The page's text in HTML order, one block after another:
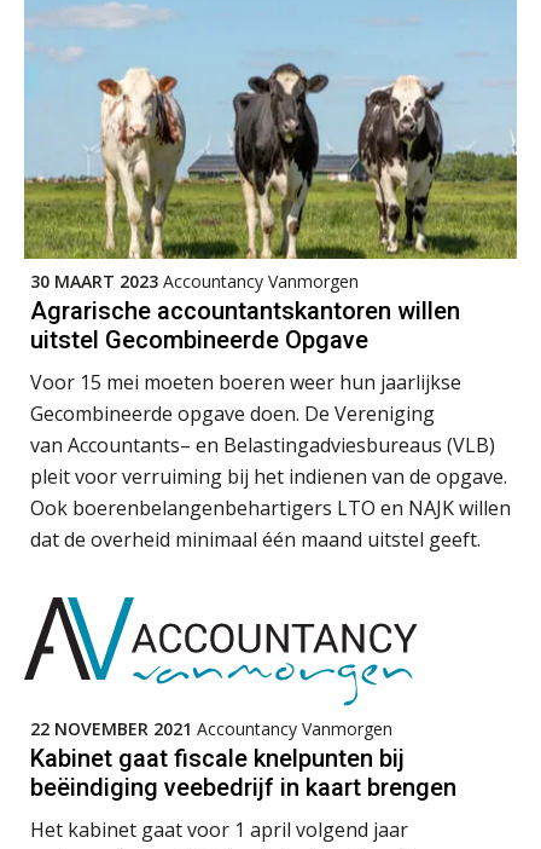
30 MAART 2023 Accountancy Vanmorgen
Agrarische accountantskantoren willen
uitstel Gecombineerde Opgave
Voor 15 mei moeten boeren weer hun jaarlijkse
Gecombineerde opgave doen. De Vereniging
van Accountants– en Belastingadviesbureaus (VLB)
pleit voor verruiming bij het indienen van de opgave.
Ook boerenbelangenbehartigers LTO en NAJK willen
dat de overheid minimaal één maand uitstel geeft.
22 NOVEMBER 2021 Accountancy Vanmorgen
Kabinet gaat fiscale knelpunten bij
beëindiging veebedrijf in kaart brengen
Het kabinet gaat voor 1 april volgend jaar
de autonome AI-boekhouder
De curator klopt aan: wat moet een
accountantskantoor afgeven bij een
faillissement van een klant?
Eenvoudig bankrekeningen koppelen
met Twinfield, Exact Online en
Van Mook: “Met Minox Focus wil ik
groeien naar twee keer zoveel
klanten.”
Van losse vastlegging naar
aantoonbare grip op KYC en de Wwft
Woord & Daad: “Van wildgroei naar
een structuur die iedereen begrijpt”
Scan-en-herken haalt de druk niet van
Uitspraak Hoge Raad: subsidie voor
tuchtrechtspraak advocatuur is
belast met btw
Informer Money genomineerd voor
Best FinTech Startup of the Year
België
Wwft-compliance in 2026: doen we